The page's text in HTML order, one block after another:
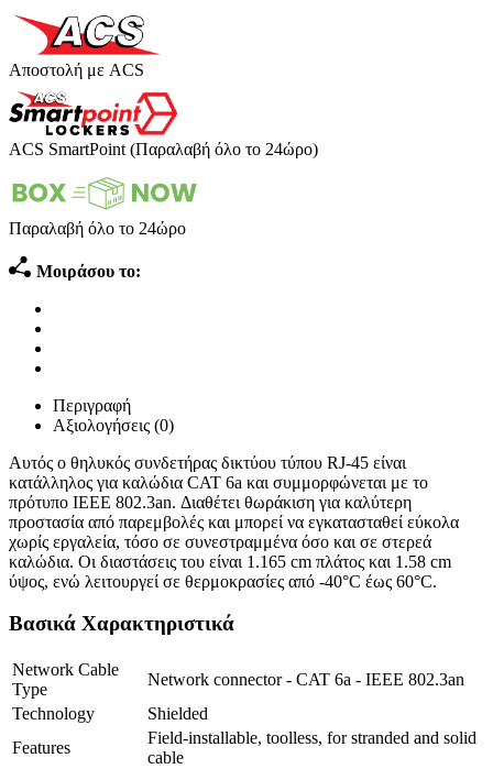
Αποστολή με ACS
ACS SmartPoint (Παραλαβή όλο το 24ώρο)
Παραλαβή όλο το 24ώρο
Μοιράσου το:
Περιγραφή
Αξιολογήσεις (0)
Αυτός ο θηλυκός συνδετήρας δικτύου τύπου RJ-45 είναι
κατάλληλος για καλώδια CAT 6a και συμμορφώνεται με το
πρότυπο IEEE 802.3an. Διαθέτει θωράκιση για καλύτερη
προστασία από παρεμβολές και μπορεί να εγκατασταθεί εύκολα
χωρίς εργαλεία, τόσο σε συνεστραμμένα όσο και σε στερεά
καλώδια. Οι διαστάσεις του είναι 1.165 cm πλάτος και 1.58 cm
ύψος, ενώ λειτουργεί σε θερμοκρασίες από -40°C έως 60°C.
Βασικά Χαρακτηριστικά
Network Cable
Type
Network connector - CAT 6a - IEEE 802.3an
Technology
Shielded
Features
Field-installable, toolless, for stranded and solid
cable